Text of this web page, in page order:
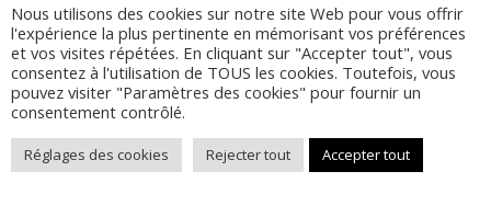
Nous utilisons des cookies sur notre site Web pour vous offrir
l'expérience la plus pertinente en mémorisant vos préférences
et vos visites répétées. En cliquant sur "Accepter tout", vous
consentez à l'utilisation de TOUS les cookies. Toutefois, vous
pouvez visiter "Paramètres des cookies" pour fournir un
consentement contrôlé.
Réglages des cookies Rejecter tout Accepter tout